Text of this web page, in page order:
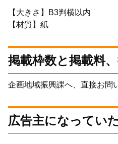
【大きさ】B3判横以内
【材質】紙
掲載枠数と掲載料
企画地域振興課へ、直接お問
広告主になってい